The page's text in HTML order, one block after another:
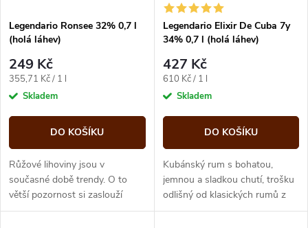
p
r
o
d
u
k
s
p
r
o
d
u
Legendario Ronsee 32% 0,7 l
(holá láhev)
249 Kč
Měrná
cena:
355,71 Kč / 1 l
Skladem
DO KOŠÍKU
Růžové lihoviny jsou v
současné době trendy. O to
větší pozornost si zaslouží
Legendario Ronssé Punch au
Legendario Elixir De Cuba 7y
34% 0,7 l (holá láhev)
427 Kč
Měrná
cena:
610 Kč / 1 l
Skladem
DO KOŠÍKU
Kubánský rum s bohatou,
jemnou a sladkou chutí, trošku
odlišný od klasických rumů z
Kuby. Legendario 7 YO Elixir má